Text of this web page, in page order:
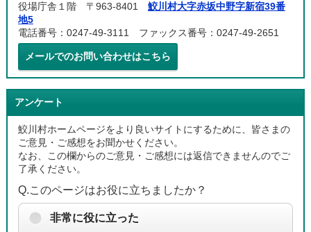
役場庁舎１階 〒963-8401 鮫川村大字赤坂中野字新宿39番
地5
電話番号：0247-49-3111 ファックス番号：0247-49-2651
メールでのお問い合わせはこちら
アンケート
鮫川村ホームページをより良いサイトにするために、皆さまの
ご意見・ご感想をお聞かせください。
なお、この欄からのご意見・ご感想には返信できませんのでご
了承ください。
Q.このページはお役に立ちましたか？
非常に役に立った